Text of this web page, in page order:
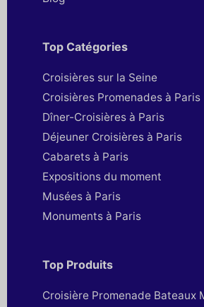
Top Catégories
Croisières sur la Seine
Croisières Promenades à Paris
Dîner-Croisières à Paris
Déjeuner Croisières à Paris
Cabarets à Paris
Expositions du moment
Musées à Paris
Monuments à Paris
Top Produits
Croisière Promenade Bateaux